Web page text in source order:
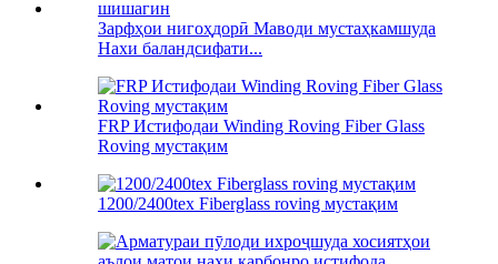
Зарфҳои нигоҳдорӣ Маводи мустаҳкамшуда
Нахи баландсифати...
FRP Истифодаи Winding Roving Fiber Glass
Roving мустақим
1200/2400tex Fiberglass roving мустақим